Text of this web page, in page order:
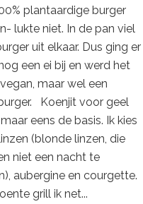
plantaardige burger
lukte niet. In de pan viel
uit elkaar. Dus ging er
een ei bij en werd het
maar wel een
Koenjit voor geel
eens de basis. Ik kies
(blonde linzen, die
niet een nacht te
aubergine en courgette.
grill ik net...